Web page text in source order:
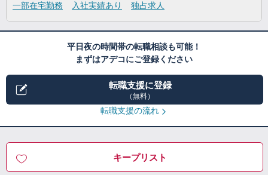
一部在宅勤務
入社実績あり 独占求人
平日夜の時間帯の転職相談も可能！
まずはアデコにご登録ください
転職支援に登録
（無料）
転職支援の流れ
キープリスト